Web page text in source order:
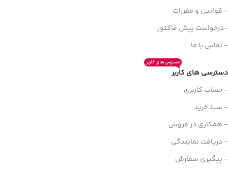
- قوانین و مقررات
-درخواست پیش فاکتور
- تماس با ما
دسترسی های کاربر
دسترسی های کاربر
- حساب کاربری
- سبد خرید
- همکاری در فروش
- دریافت نمایندگی
- پیگیری سفارش